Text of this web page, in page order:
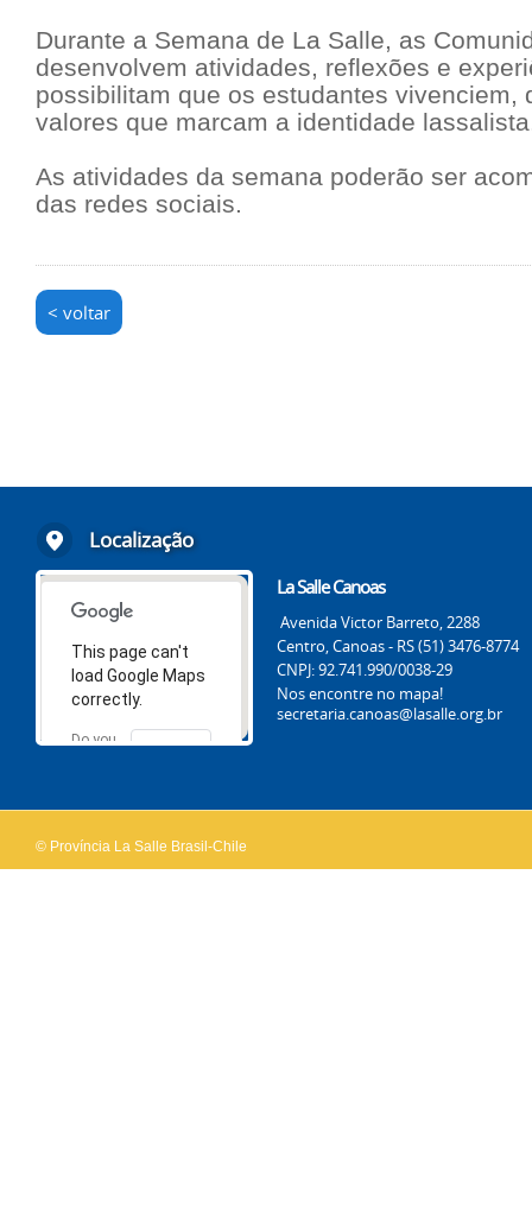
Durante a Semana de La Salle, as
desenvolvem atividades, reflexões e
possibilitam que os estudantes vivenciem,
valores que marcam a identidade
As atividades da semana poderão ser
das redes sociais.
< voltar
Localização
This page can't
load Google Maps
correctly.
Do you
OK
La Salle Canoas
Avenida Victor Barreto, 2288
Centro, Canoas - RS (51) 3476-8774
CNPJ: 92.741.990/0038-29
Nos encontre no mapa!
secretaria.canoas@lasalle.org.br
© Província La Salle Brasil-Chile